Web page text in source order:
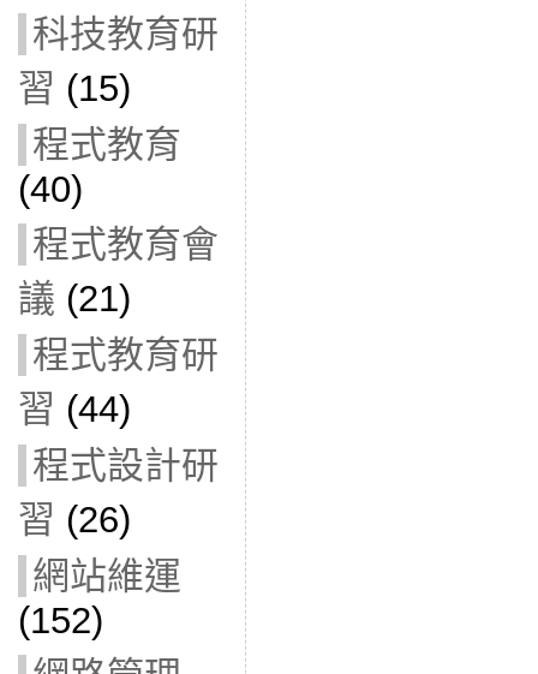
科技教育研
習 (15)
程式教育
(40)
程式教育會
議 (21)
程式教育研
習 (44)
程式設計研
習 (26)
網站維運
(152)